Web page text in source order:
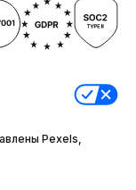
Pexels,